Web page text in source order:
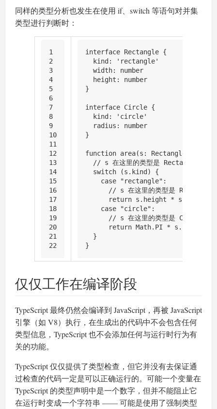
同样的类型分析也发生在使用 if、switch 等语句对并集
类型进行判断时：
1
2
3
4
5
6
7
8
9
10
11
12
13
14
15
16
17
18
19
20
21
22
interface Rectangle {
kind :
'rectangle'
width: number
height : number
}
interface Circle {
kind :
'circle'
radius : number
}
function area(s: Rectangle |
// s 在这里的类型是 Rectangle |
switch (s. kind ) {
case
"rectangle" :
// s 在这里的类型是 Rectangle
return s. height * s.
case
"circle" :
// s 在这里的类型是 Circle
return Math. PI * s.
  }
}
仅仅工作在编译阶段
TypeScript 最终仍然会编译到 JavaScript，再被 JavaScript
引擎（如 V8）执行，在生成出的代码中不会包含任何
类型信息，TypeScript 也不会添加任何与运行时行为有
关的功能。
TypeScript 仅仅提供了类型检查，但它并没有去保证通
过检查的代码一定是可以正确运行的。可能一个变量在
TypeScript 的类型声明中是一个数字，但并不能阻止它
在运行时变成一个字符串 —— 可能是使用了强制类型